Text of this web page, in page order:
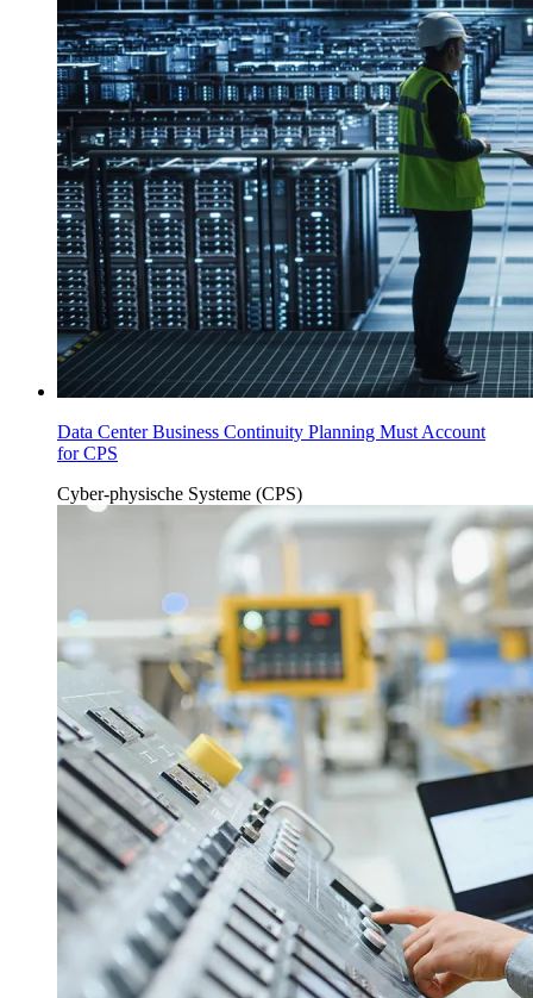
Data Center Business Continuity Planning Must Account
for CPS
Cyber-physische Systeme (CPS)